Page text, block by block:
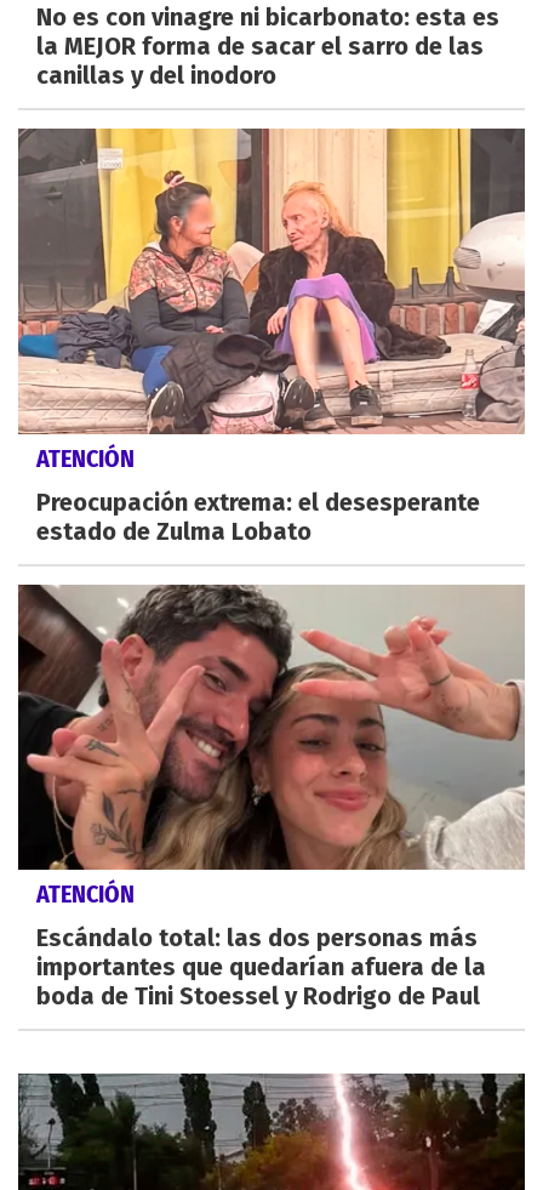
No es con vinagre ni bicarbonato: esta es
la MEJOR forma de sacar el sarro de las
canillas y del inodoro
ATENCIÓN
Preocupación extrema: el desesperante
estado de Zulma Lobato
ATENCIÓN
Escándalo total: las dos personas más
importantes que quedarían afuera de la
boda de Tini Stoessel y Rodrigo de Paul